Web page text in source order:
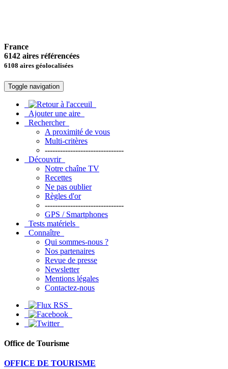
France
6142 aires référencées
6108 aires géolocalisées
Toggle navigation
Ajouter une aire
Rechercher
A proximité de vous
Multi-critères
-------------------------------
Découvrir
Notre chaîne TV
Recettes
Ne pas oublier
Règles d'or
-------------------------------
GPS / Smartphones
Tests matériels
Connaître
Qui sommes-nous ?
Nos partenaires
Revue de presse
Newsletter
Mentions légales
Contactez-nous
Office de Tourisme
OFFICE DE TOURISME